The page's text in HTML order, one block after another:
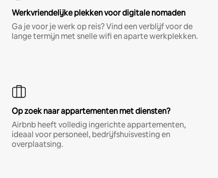
Werkvriendelijke plekken voor digitale nomaden
Ga je voor je werk op reis? Vind een verblijf voor de
lange termijn met snelle wifi en aparte werkplekken.
Op zoek naar appartementen met diensten?
Airbnb heeft volledig ingerichte appartementen,
ideaal voor personeel, bedrijfshuisvesting en
overplaatsing.